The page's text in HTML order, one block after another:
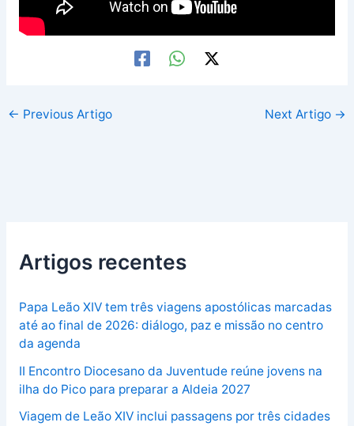
← Previous Artigo Next Artigo →
Artigos recentes
Papa Leão XIV tem três viagens apostólicas marcadas
até ao final de 2026: diálogo, paz e missão no centro
da agenda
II Encontro Diocesano da Juventude reúne jovens na
ilha do Pico para preparar a Aldeia 2027
Viagem de Leão XIV inclui passagens por três cidades